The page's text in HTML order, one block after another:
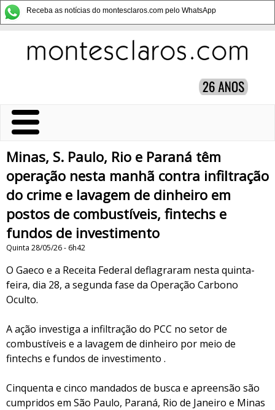
Receba as notícias do montesclaros.com pelo WhatsApp
Minas, S. Paulo, Rio e Paraná têm
operação nesta manhã contra infiltração
do crime e lavagem de dinheiro em
postos de combustíveis, fintechs e
fundos de investimento
Quinta 28/05/26 - 6h42
O Gaeco e a Receita Federal deflagraram nesta quinta-
feira, dia 28, a segunda fase da Operação Carbono
Oculto.
A ação investiga a infiltração do PCC no setor de
combustíveis e a lavagem de dinheiro por meio de
fintechs e fundos de investimento .
Cinquenta e cinco mandados de busca e apreensão são
cumpridos em São Paulo, Paraná, Rio de Janeiro e Minas